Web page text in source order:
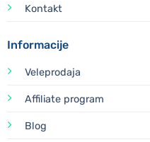
Kontakt
Informacije
Veleprodaja
Affiliate program
Blog